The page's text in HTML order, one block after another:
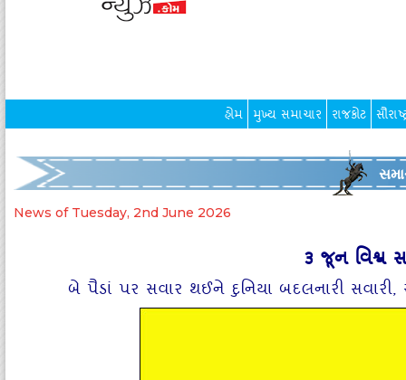
હોમ મુખ્ય સમાચાર રાજકોટ
News of Tuesday, 2nd June 2026
૩ જૂન વિશ્વ
બે પૈડાં પર સવાર થઈને દુનિયા બદલનારી સવારી,